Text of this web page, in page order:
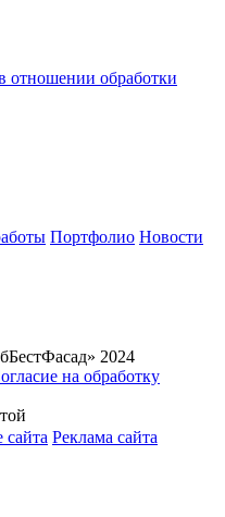
отношении обработки
Портфолио Новости
2024
на обработку
Реклама сайта